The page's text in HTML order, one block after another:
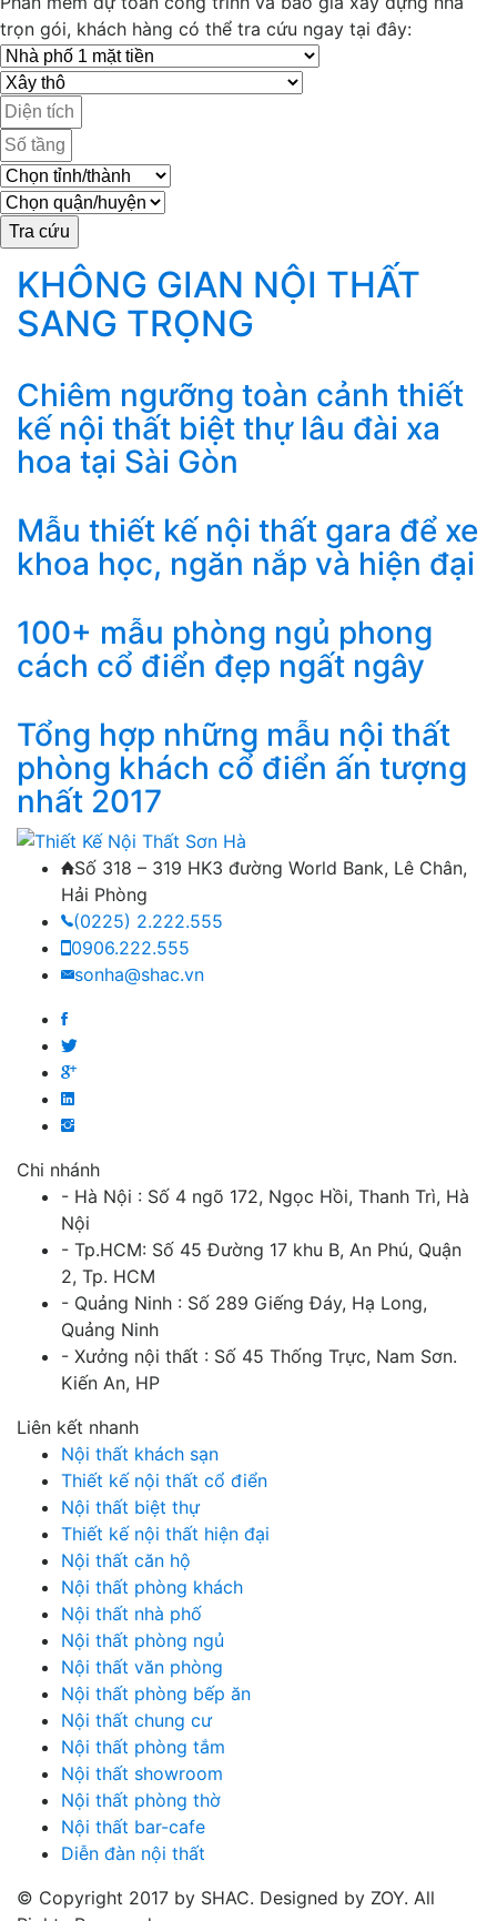
trọn gói, khách hàng có thể tra cứu ngay tại đây:
KHÔNG GIAN NỘI THẤT
SANG TRỌNG
Chiêm ngưỡng toàn cảnh thiết
kế nội thất biệt thự lâu đài xa
hoa tại Sài Gòn
Mẫu thiết kế nội thất gara để xe
khoa học, ngăn nắp và hiện đại
100+ mẫu phòng ngủ phong
cách cổ điển đẹp ngất ngây
Tổng hợp những mẫu nội thất
phòng khách cổ điển ấn tượng
nhất 2017
Số 318 – 319 HK3 đường World Bank, Lê Chân,
Hải Phòng
(0225) 2.222.555
0906.222.555
sonha@shac.vn
Chi nhánh
- Hà Nội : Số 4 ngõ 172, Ngọc Hồi, Thanh Trì, Hà
Nội
- Tp.HCM: Số 45 Đường 17 khu B, An Phú, Quận
2, Tp. HCM
- Quảng Ninh : Số 289 Giếng Đáy, Hạ Long,
Quảng Ninh
- Xưởng nội thất : Số 45 Thống Trực, Nam Sơn.
Kiến An, HP
Liên kết nhanh
Nội thất khách sạn
Thiết kế nội thất cổ điển
Nội thất biệt thự
Thiết kế nội thất hiện đại
Nội thất căn hộ
Nội thất phòng khách
Nội thất nhà phố
Nội thất phòng ngủ
Nội thất văn phòng
Nội thất phòng bếp ăn
Nội thất chung cư
Nội thất phòng tắm
Nội thất showroom
Nội thất phòng thờ
Nội thất bar-cafe
Diễn đàn nội thất
© Copyright 2017 by SHAC. Designed by ZOY. All